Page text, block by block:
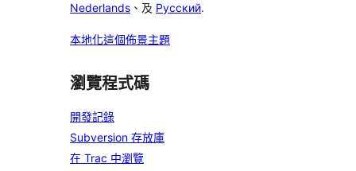
Nederlands 、及 Русский.
本地化這個佈景主題
瀏覽程式碼
開發記錄
Subversion 存放庫
在 Trac 中瀏覽